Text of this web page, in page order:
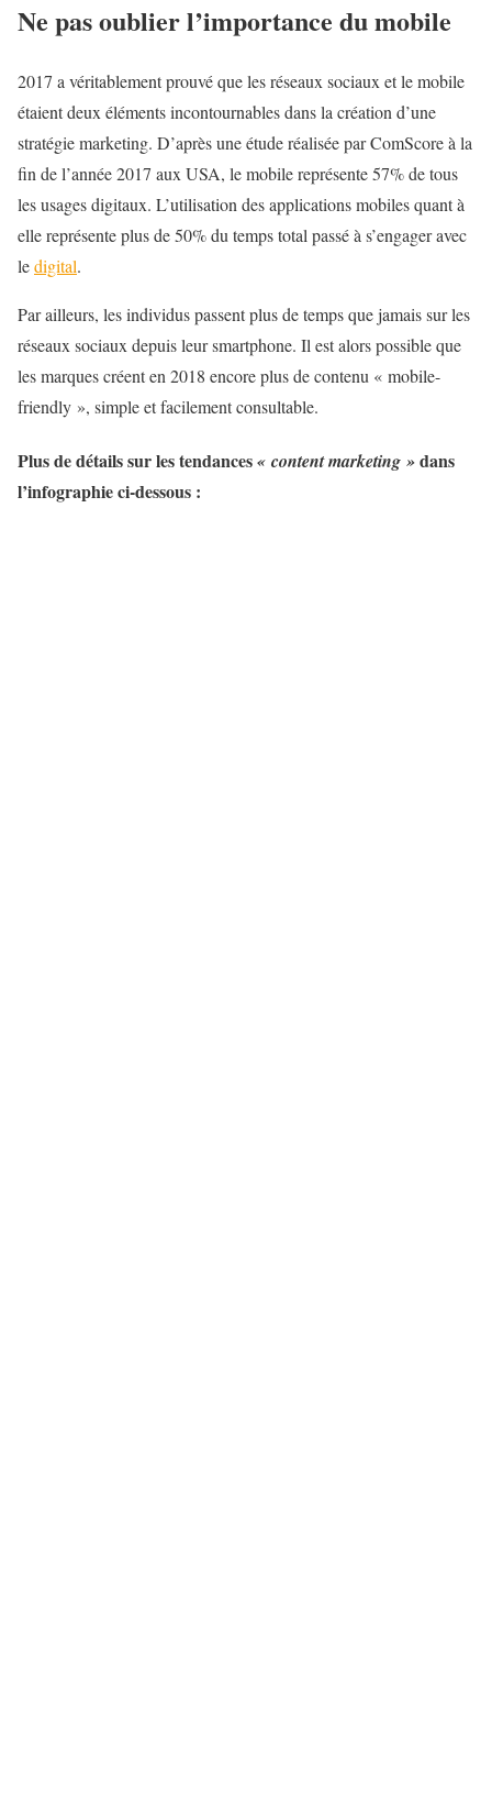
Ne pas oublier l’importance du mobile
2017 a véritablement prouvé que les réseaux sociaux et le mobile
étaient deux éléments incontournables dans la création d’une
stratégie marketing. D’après une étude réalisée par ComScore à la
fin de l’année 2017 aux USA, le mobile représente 57% de tous
les usages digitaux. L’utilisation des applications mobiles quant à
elle représente plus de 50% du temps total passé à s’engager avec
ledigital.
Par ailleurs, les individus passent plus de temps que jamais sur les
réseaux sociaux depuis leur smartphone. Il est alors possible que
les marques créent en 2018 encore plus de contenu « mobile-
friendly », simple et facilement consultable.
Plus de détails sur les tendances« content marketing »dans
l’infographie ci-dessous :